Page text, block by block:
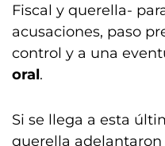
Fiscal y querella-
acusaciones, paso
control y a una
oral.
Si se llega a esta
querella